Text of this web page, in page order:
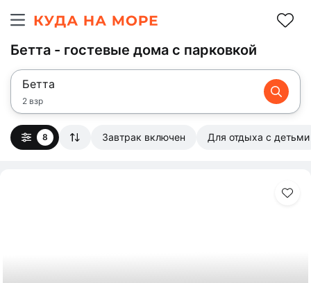
Бетта - гостевые дома с парковкой
Бетта
2 взр
8 Завтрак включен Для отдыха с детьми